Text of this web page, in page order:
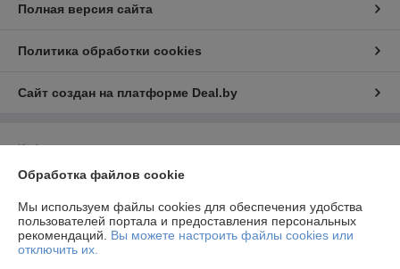
Полная версия сайта
Политика обработки cookies
Сайт создан на платформе Deal.by
Информация для покупателя
Юридическое лицо:Общество с ограниченной ответственностью
г. Минск, ул. Тимошенко 8, оф 9Н
Регистрационный номер ЕГР: 192944757
Обработка файлов cookie
Мы используем файлы cookies для обеспечения удобства
пользователей портала и предоставления персональных
рекомендаций. Вы можете настроить файлы cookies или
отключить их.